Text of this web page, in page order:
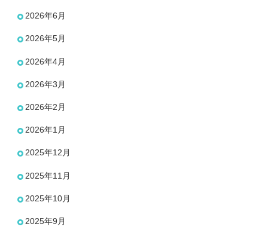
2026年6月
2026年5月
2026年4月
2026年3月
2026年2月
2026年1月
2025年12月
2025年11月
2025年10月
2025年9月